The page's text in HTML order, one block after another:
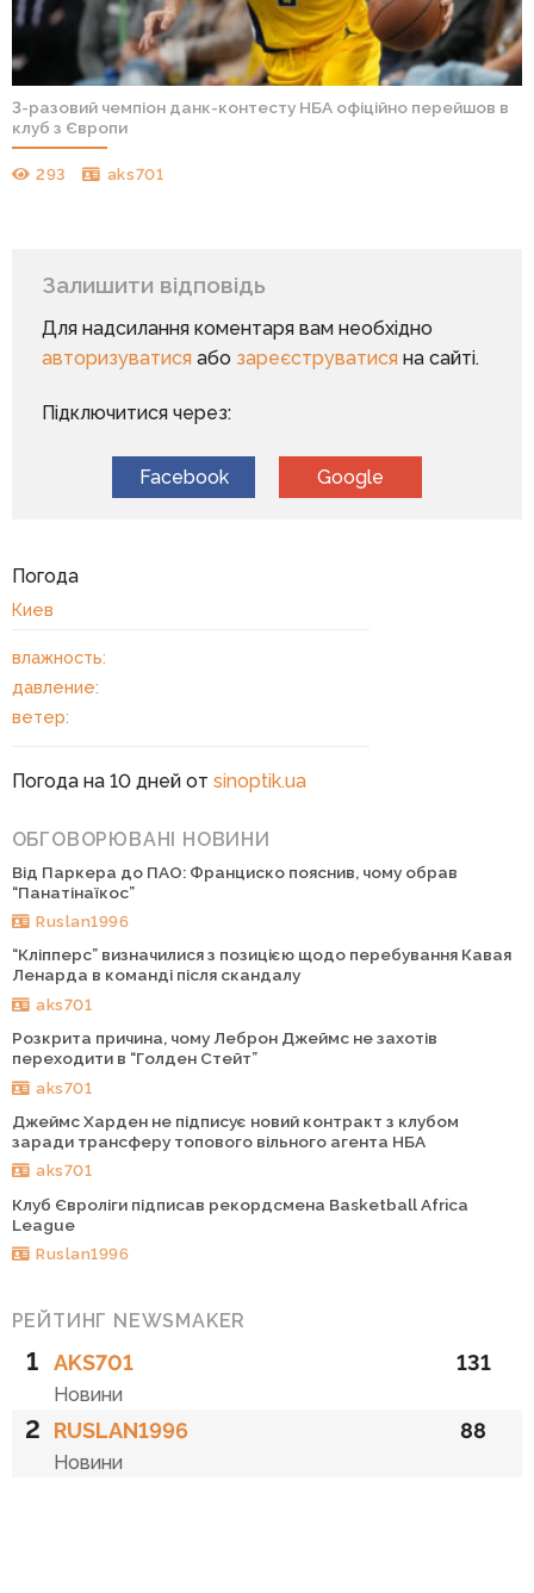
3-разовий чемпіон данк-контесту НБА офіційно перейшов в
клуб з Європи
293 aks701
Залишити відповідь
Для надсилання коментаря вам необхідно
авторизуватисяабо зареєструватисяна сайті.
Підключитися через:
Facebook Google
Погода
Киев
влажность:
давление:
ветер:
Погода на 10 дней от sinoptik.ua
ОБГОВОРЮВАНІ НОВИНИ
Від Паркера до ПАО: Франциско пояснив, чому обрав
“Панатінаїкос”
Ruslan1996
“Кліпперс” визначилися з позицією щодо перебування Кавая
Ленарда в команді після скандалу
aks701
Розкрита причина, чому Леброн Джеймс не захотів
переходити в “Голден Стейт”
aks701
Джеймс Харден не підписує новий контракт з клубом
заради трансферу топового вільного агента НБА
aks701
Клуб Євроліги підписав рекордсмена Basketball Africa
League
Ruslan1996
РЕЙТИНГ NEWSMAKER
1 AKS701
Новини
131
2 RUSLAN1996
Новини
88